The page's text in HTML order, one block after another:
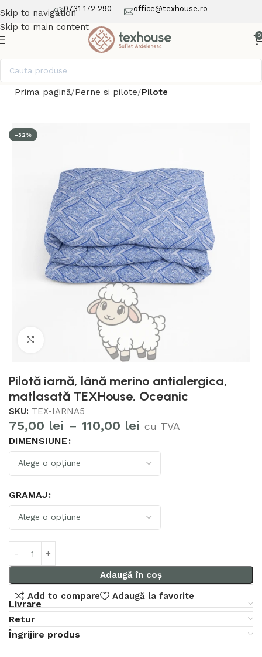
Skip to navigation
Skip to main content
0731 172 290 office@texhouse.ro
0
Prima pagină Perne si pilote Pilote
-32%
Mărește imaginea
Pilotă iarnă, lână merino antialergica,
matlasată TEXHouse, Oceanic
SKU: TEX-IARNA5
75,00 lei – 110,00 lei cu TVA
DIMENSIUNE
GRAMAJ
Adaugă în coș
Add to compare
Adaugă la favorite
Livrare
Retur
Îngrijire produs